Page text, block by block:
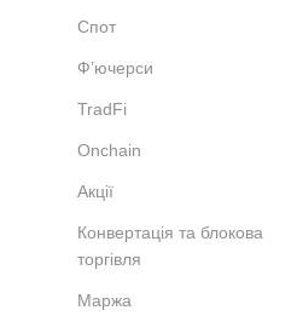
Спот
Ф’ючерси
TradFi
Onchain
Акції
Конвертація та блокова
торгівля
Маржа